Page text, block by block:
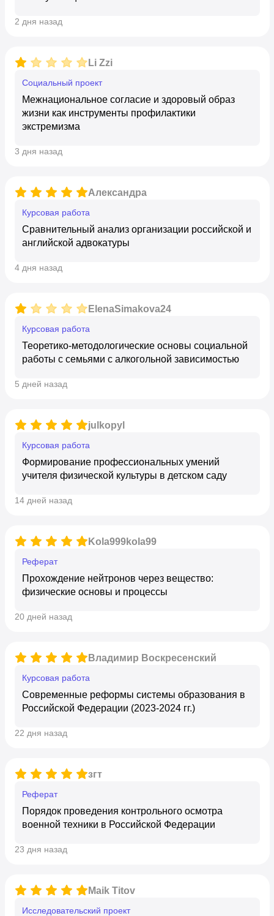
2 дня назад
Li Zzi
социальный проект
Межнациональное согласие и здоровый образ
жизни как инструменты профилактики
экстремизма
3 дня назад
Александра
курсовая работа
Сравнительный анализ организации российской и
английской адвокатуры
4 дня назад
ElenaSimakova24
курсовая работа
Теоретико-методологические основы социальной
работы с семьями с алкогольной зависимостью
5 дней назад
julkopyl
курсовая работа
Формирование профессиональных умений
учителя физической культуры в детском саду
14 дней назад
Kola999kola99
реферат
Прохождение нейтронов через вещество:
физические основы и процессы
20 дней назад
Владимир Воскресенский
курсовая работа
Современные реформы системы образования в
Российской Федерации (2023-2024 гг.)
22 дня назад
згт
Реферат
Порядок проведения контрольного осмотра
военной техники в Российской Федерации
23 дня назад
Maik Titov
исследовательский проект